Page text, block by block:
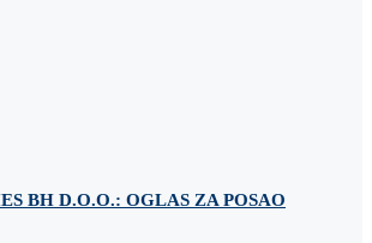
BH D.O.O.: OGLAS ZA POSAO